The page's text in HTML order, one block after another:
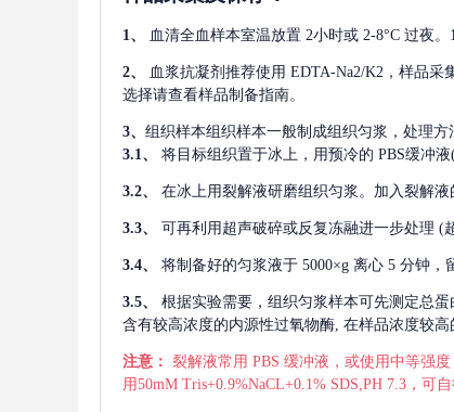
1、 血清全血样本室温放置 2小时或 2-8°C 过夜
2、 血浆抗凝剂推荐使用 EDTA-Na2/K2，样品采
选择请查看样品制备指南。
3、 组织样本组织样本一般制成组织匀浆，处理方
3.1、
将目标组织置于冰上，用预冷的 PBS缓冲
3.2、 在冰上用裂解液研磨组织匀浆。加入裂解
3.3、 可再利用超声破碎或反复冻融进一步处理 (
3.4、 将制备好的匀浆液于 5000×g 离心 5 分钟，
3.5、 根据实验需要，组织匀浆样本可先测定总蛋
含有较高浓度的内源性过氧物酶, 在样品浓度较
注意： 裂解液常用 PBS 缓冲液，或使用中等强
用50mM Tris+0.9%NaCL+0.1% SDS,PH 7.3，可